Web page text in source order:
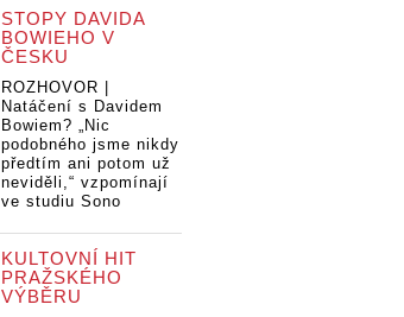
STOPY DAVIDA
BOWIEHO V
ČESKU
ROZHOVOR |
Natáčení s Davidem
Bowiem? „Nic
podobného jsme nikdy
předtím ani potom už
neviděli,“ vzpomínají
ve studiu Sono
KULTOVNÍ HIT
PRAŽSKÉHO
VÝBĚRU